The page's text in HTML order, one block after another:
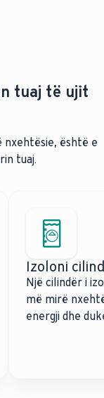
tuaj të ujit
nxehtësie, është e
tuaj.
Izoloni
Një cilindër i
më mirë
energji dhe